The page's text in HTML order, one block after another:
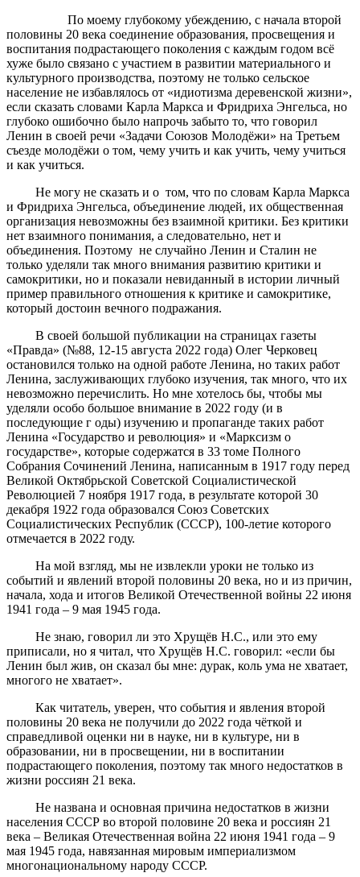
По моему глубокому убеждению, с начала второй
половины 20 века соединение образования, просвещения и
воспитания подрастающего поколения с каждым годом всё
хуже было связано с участием в развитии материального и
культурного производства, поэтому не только сельское
население не избавлялось от «идиотизма деревенской жизни»,
если сказать словами Карла Маркса и Фридриха Энгельса, но
глубоко ошибочно было напрочь забыто то, что говорил
Ленин в своей речи «Задачи Союзов Молодёжи» на Третьем
съезде молодёжи о том, чему учить и как учить, чему учиться
и как учиться.
Не могу не сказать и о том, что по словам Карла Маркса
и Фридриха Энгельса, объединение людей, их общественная
организация невозможны без взаимной критики. Без критики
нет взаимного понимания, а следовательно, нет и
объединения. Поэтому не случайно Ленин и Сталин не
только уделяли так много внимания развитию критики и
самокритики, но и показали невиданный в истории личный
пример правильного отношения к критике и самокритике,
который достоин вечного подражания.
В своей большой публикации на страницах газеты
«Правда» (№88, 12-15 августа 2022 года) Олег Черковец
остановился только на одной работе Ленина, но таких работ
Ленина, заслуживающих глубоко изучения, так много, что их
невозможно перечислить. Но мне хотелось бы, чтобы мы
уделяли особо большое внимание в 2022 году (и в
последующие г оды) изучению и пропаганде таких работ
Ленина «Государство и революция» и «Марксизм о
государстве», которые содержатся в 33 томе Полного
Собрания Сочинений Ленина, написанным в 1917 году перед
Великой Октябрьской Советской Социалистической
Революцией 7 ноября 1917 года, в результате которой 30
декабря 1922 года образовался Союз Советских
Социалистических Республик (СССР), 100-летие которого
отмечается в 2022 году.
На мой взгляд, мы не извлекли уроки не только из
событий и явлений второй половины 20 века, но и из причин,
начала, хода и итогов Великой Отечественной войны 22 июня
1941 года – 9 мая 1945 года.
Не знаю, говорил ли это Хрущёв Н.С., или это ему
приписали, но я читал, что Хрущёв Н.С. говорил: «если бы
Ленин был жив, он сказал бы мне: дурак, коль ума не хватает,
многого не хватает».
Как читатель, уверен, что события и явления второй
половины 20 века не получили до 2022 года чёткой и
справедливой оценки ни в науке, ни в культуре, ни в
образовании, ни в просвещении, ни в воспитании
подрастающего поколения, поэтому так много недостатков в
жизни россиян 21 века.
Не названа и основная причина недостатков в жизни
населения СССР во второй половине 20 века и россиян 21
века – Великая Отечественная война 22 июня 1941 года – 9
мая 1945 года, навязанная мировым империализмом
многонациональному народу СССР.